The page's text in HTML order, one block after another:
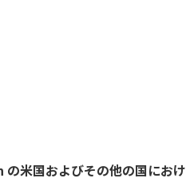
国およびその他の国におけ